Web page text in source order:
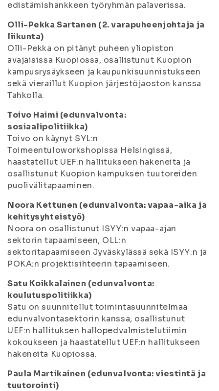
edistämishankkeen työryhmän palaverissa.
Olli-Pekka Sartanen (2. varapuheenjohtaja ja
liikunta)
Olli-Pekka on pitänyt puheen yliopiston
avajaisissa Kuopiossa, osallistunut Kuopion
kampusrysäykseen ja kaupunkisuunnistukseen
sekä vieraillut Kuopion järjestöjaoston kanssa
Tahkolla.
Toivo Haimi (edunvalvonta:
sosiaalipolitiikka)
Toivo on käynyt SYL:n
Toimeentuloworkshopissa Helsingissä,
haastatellut UEF:n hallitukseen hakeneita ja
osallistunut Kuopion kampuksen tuutoreiden
puolivälitapaaminen.
Noora Kettunen (edunvalvonta: vapaa-aika ja
kehitysyhteistyö)
Noora on osallistunut ISYY:n vapaa-ajan
sektorin tapaamiseen, OLL:n
sektoritapaamiseen Jyväskylässä sekä ISYY:n ja
POKA:n projektisihteerin tapaamiseen.
Satu Koikkalainen (edunvalvonta:
koulutuspolitiikka)
Satu on suunnitellut toimintasuunnitelmaa
edunvalvontasektorin kanssa, osallistunut
UEF:n hallituksen hallopedvalmistelutiimin
kokoukseen ja haastatellut UEF:n hallitukseen
hakeneita Kuopiossa.
Paula Martikainen (edunvalvonta: viestintä ja
tuutorointi)